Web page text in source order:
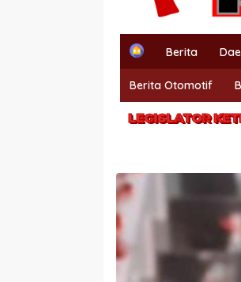
H
m
e
Berita
Berita Otomotif
LEGISLATOR